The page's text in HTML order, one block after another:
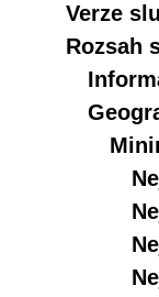
Verze
Rozsah